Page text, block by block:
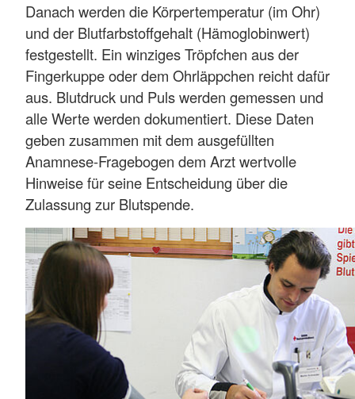
Danach werden die Körpertemperatur (im Ohr)
und der Blutfarbstoffgehalt (Hämoglobinwert)
festgestellt. Ein winziges Tröpfchen aus der
Fingerkuppe oder dem Ohrläppchen reicht dafür
aus. Blutdruck und Puls werden gemessen und
alle Werte werden dokumentiert. Diese Daten
geben zusammen mit dem ausgefüllten
Anamnese-Fragebogen dem Arzt wertvolle
Hinweise für seine Entscheidung über die
Zulassung zur Blutspende.